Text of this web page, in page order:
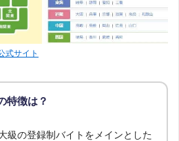
式サイト
特徴は？
級の登録制バイトをメインとした